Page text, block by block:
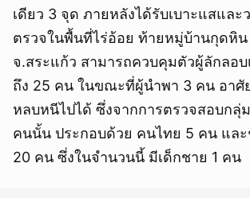
เดียว 3 จุด ภายหลังได้รับเบาะแสและ
ตรวจในพื้นที่ไร่อ้อย ท้ายหมู่บ้านกุดหิน
จ.สระแก้ว สามารถควบคุมตัวผู้ลักลอบ
ถึง 25 คน ในขณะที่ผู้นำพา 3 คน อาศั
หลบหนีไปได้ ซึ่งจากการตรวจสอบกลุ่
คนนั้น ประกอบด้วย คนไทย 5 คน แล
20 คน ซึ่งในจำนวนนี้ มีเด็กชาย 1 คน